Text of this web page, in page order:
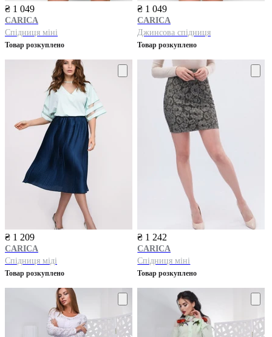
₴ 1 049
CARICA
Спідниця міні
Товар розкуплено
₴ 1 049
CARICA
Джинсова спідниця
Товар розкуплено
₴ 1 209
CARICA
Спідниця міді
Товар розкуплено
₴ 1 242
CARICA
Спідниця міні
Товар розкуплено